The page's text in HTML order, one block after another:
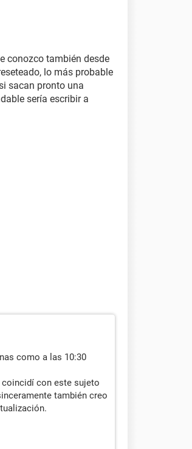
conozco también desde
lo más probable
sacan pronto una
sería escribir a
como a las 10:30
con este sujeto
también creo